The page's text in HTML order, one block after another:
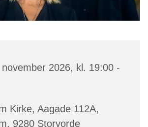
2026, kl. 19:00 -
Kirke, Aagade 112A,
9280 Storvorde